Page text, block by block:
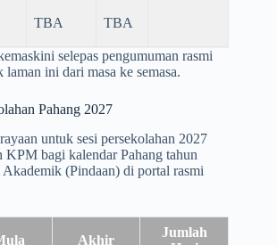
TBA TBA
selepas pengumuman rasmi
ini dari masa ke semasa.
Pahang 2027
untuk sesi persekolahan 2027
bagi kalendar Pahang tahun
(Pindaan) di portal rasmi
Akhir
Jumlah